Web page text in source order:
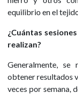
equilibrio en el
¿Cuántas
realizan?
Generalmente,
obtener resultados
veces por semana,